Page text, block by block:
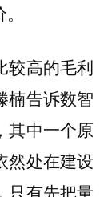
较高的毛利
楠告诉数智
其中一个原
然处在建设
只有先把量